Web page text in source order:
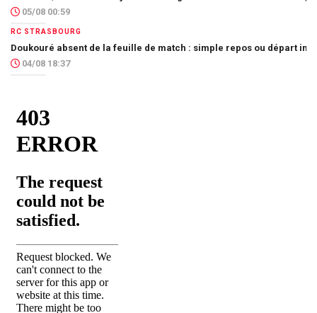
05/08 00:59
RC STRASBOURG
Doukouré absent de la feuille de match : simple repos ou départ
04/08 18:37